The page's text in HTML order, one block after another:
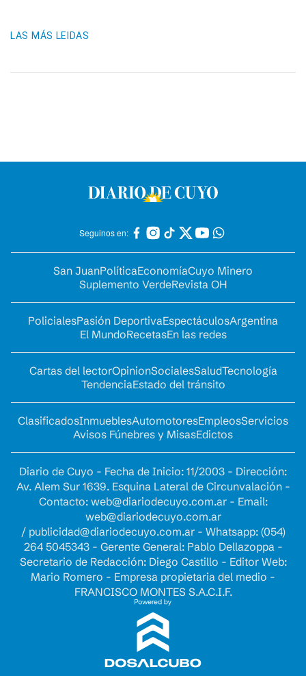
LAS MÁS LEIDAS
Seguinos en:
San JuanPolíticaEconomíaCuyo Minero
Suplemento VerdeRevista OH
PolicialesPasión DeportivaEspectáculosArgentina
El MundoRecetasEn las redes
Cartas del lectorOpinionSocialesSaludTecnología
TendenciaEstado del tránsito
ClasificadosInmueblesAutomotoresEmpleosServicios
Avisos Fúnebres y MisasEdictos
Diario de Cuyo - Fecha de Inicio: 11/2003 - Dirección:
Av. Alem Sur 1639. Esquina Lateral de Circunvalación -
Contacto: web@diariodecuyo.com.ar- Email:
web@diariodecuyo.com.ar
/ publicidad@diariodecuyo.com.ar- Whatsapp: (054)
264 5045343 - Gerente General: Pablo Dellazoppa -
Secretario de Redacción: Diego Castillo - Editor Web:
Mario Romero - Empresa propietaria del medio -
FRANCISCO MONTES S.A.C.I.F.